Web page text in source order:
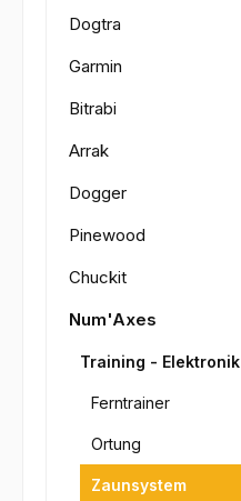
Dogtra
Garmin
Bitrabi
Arrak
Dogger
Pinewood
Chuckit
Num'Axes
Training - Elektronik
Ferntrainer
Ortung
Zaunsystem